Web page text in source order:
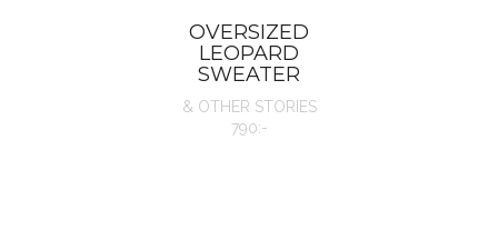
OVERSIZED
LEOPARD
SWEATER
& OTHER STORIES
790:-